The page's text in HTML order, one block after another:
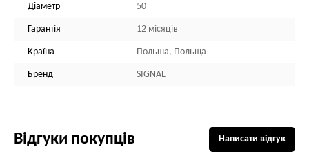
Діаметр 50
Гарантія 12 місяців
Країна Польша, Польща
Бренд SIGNAL
Відгуки покупців Написати відгук